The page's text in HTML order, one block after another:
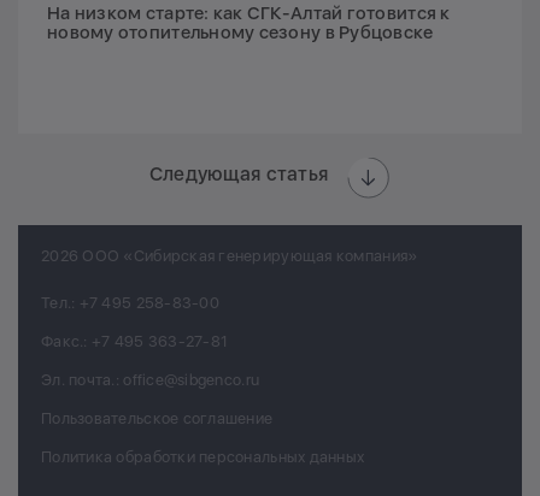
На низком старте: как СГК-Алтай готовится к
новому отопительному сезону в Рубцовске
Следующая статья
2026 ООО «Сибирская генерирующая компания»
Тел.: +7 495 258-83-00
Факс.: +7 495 363-27-81
Эл. почта.: office@sibgenco.ru
Пользовательское соглашение
Политика обработки персональных данных